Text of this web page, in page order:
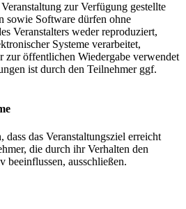
zur Verfügung gestellte
sowie Software dürfen ohne
Veranstalters weder reproduziert,
Systeme verarbeitet,
zur öffentlichen Wiedergabe verwendet
ist durch den Teilnehmer ggf.
das Veranstaltungsziel erreicht
die durch ihr Verhalten den
beeinflussen, ausschließen.